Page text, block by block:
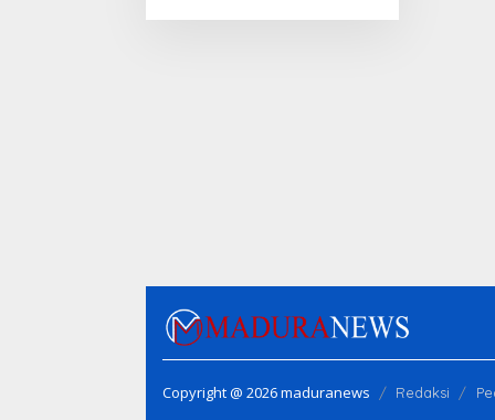
Copyright @ 2026 maduranews Redaksi